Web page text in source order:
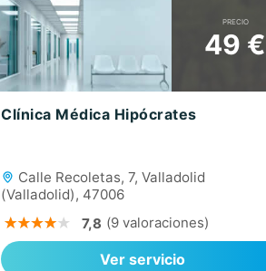
PRECIO
49 €
Clínica Médica Hipócrates
Calle Recoletas, 7, Valladolid
(Valladolid), 47006
7,8 (9 valoraciones)
Ver servicio